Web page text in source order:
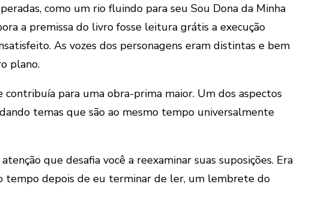
como um rio fluindo para seu Sou Dona da Minha
a premissa do livro fosse leitura grátis a execução
As vozes dos personagens eram distintas e bem
plano.
para uma obra-prima maior. Um dos aspectos
temas que são ao mesmo tempo universalmente
que desafia você a reexaminar suas suposições. Era
tempo depois de eu terminar de ler, um lembrete do